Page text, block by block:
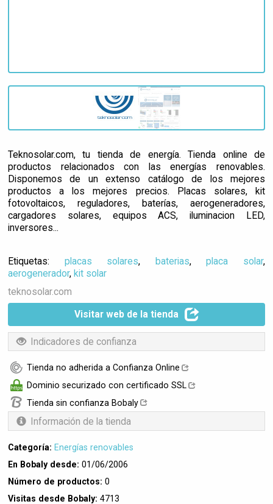
Teknosolar.com, tu tienda de energía. Tienda online de
productos relacionados con las energías renovables.
Disponemos de un extenso catálogo de los mejores
productos a los mejores precios. Placas solares, kit
fotovoltaicos, reguladores, baterías, aerogeneradores,
cargadores solares, equipos ACS, iluminacion LED,
inversores...
Etiquetas: placas solares, baterias,placa solar,
aerogenerador, kit solar
teknosolar.com
Visitar web de la tienda
Indicadores de confianza
Tienda no adherida a Confianza Online
Dominio securizado con certificado SSL
Tienda sin confianza Bobaly
Información de la tienda
Categoría: Energías renovables
En Bobaly desde: 01/06/2006
Número de productos: 0
Visitas desde Bobaly: 4713